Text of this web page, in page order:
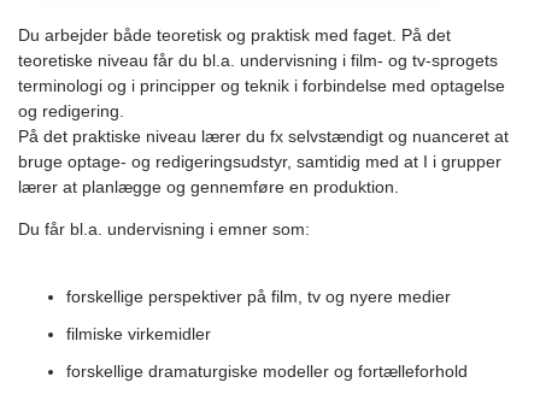
Du arbejder både teoretisk og praktisk med faget. På det
teoretiske niveau får du bl.a. undervisning i film- og tv-sprogets
terminologi og i principper og teknik i forbindelse med optagelse
og redigering.
På det praktiske niveau lærer du fx selvstændigt og nuanceret at
bruge optage- og redigeringsudstyr, samtidig med at I i grupper
lærer at planlægge og gennemføre en produktion.
Du får bl.a. undervisning i emner som:
forskellige perspektiver på film, tv og nyere medier
filmiske virkemidler
forskellige dramaturgiske modeller og fortælleforhold